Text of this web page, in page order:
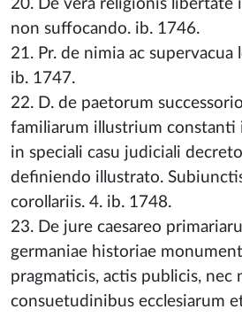
20. De vera religionis libertate
non suffocando. ib. 1746.
21. Pr. de nimia ac supervacua
ib. 1747.
22. D. de paetorum
familiarum illustrium constanti
in speciali casu judiciali
definiendo illustrato.
corollariis. 4. ib. 1748.
23. De jure caesareo
germaniae historiae
pragmaticis, actis publicis, nec
consuetudinibus ecclesiarum